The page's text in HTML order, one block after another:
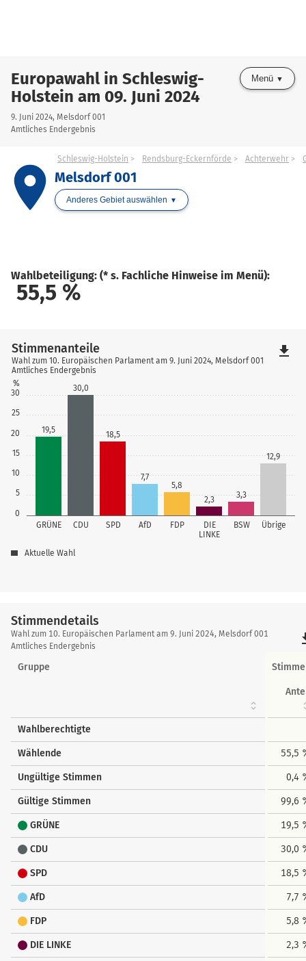
Europawahl in Schleswig-
Holstein am 09. Juni 2024
9. Juni 2024, Melsdorf 001
Amtliches Endergebnis
Menü
place
Schleswig-Holstein Rendsburg-Eckernförde Achterwehr
Melsdorf 001
Anderes Gebiet auswählen
Wahlbeteiligung: (* s. Fachliche Hinweise im Menü):
55,5 %
0
5
10
15
20
25
30
%
GRÜNE CDU SPD AfD FDP
DIE
LINKE
BSW Übrige
19,5
30,0
18,5
7,7
5,8
2,3
3,3
12,9
Stimmenanteile
Wahl zum 10. Europäischen Parlament am 9. Juni 2024, Melsdorf 001
Amtliches Endergebnis
Aktuelle Wahl
file_download
Stimmendetails
Stimmendetails
Wahl zum 10. Europäischen Parlament am 9. Juni 2024, Melsdorf 001
Amtliches Endergebnis
Gruppe
Wahlberechtigte
Wählende 55,5
Ungültige Stimmen 0,4
Gültige Stimmen 99,6
GRÜNE 19,5
CDU 30,0
SPD 18,5
AfD 7,7
FDP 5,8
DIE LINKE 2,3